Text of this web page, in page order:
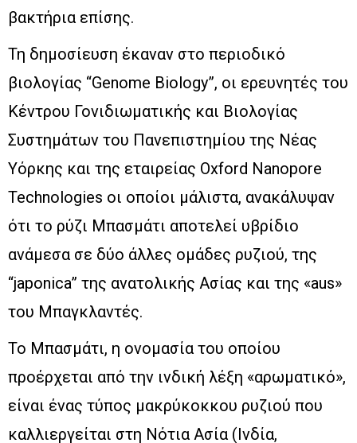
βακτήρια επίσης.
Τη δημοσίευση έκαναν στο περιοδικό
βιολογίας “Genome Biology”, οι ερευνητές του
Κέντρου Γονιδιωματικής και Βιολογίας
Συστημάτων του Πανεπιστημίου της Νέας
Υόρκης και της εταιρείας Oxford Nanopore
Technologies οι οποίοι μάλιστα, ανακάλυψαν
ότι το ρύζι Μπασμάτι αποτελεί υβρίδιο
ανάμεσα σε δύο άλλες ομάδες ρυζιού, της
“japonica” της ανατολικής Ασίας και της «aus»
του Μπαγκλαντές.
Το Μπασμάτι, η ονομασία του οποίου
προέρχεται από την ινδική λέξη «αρωματικό»,
είναι ένας τύπος μακρύκοκκου ρυζιού που
καλλιεργείται στη Νότια Ασία (Ινδία,